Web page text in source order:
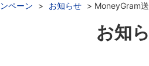
ペーン > お知らせ > MoneyGram
お知